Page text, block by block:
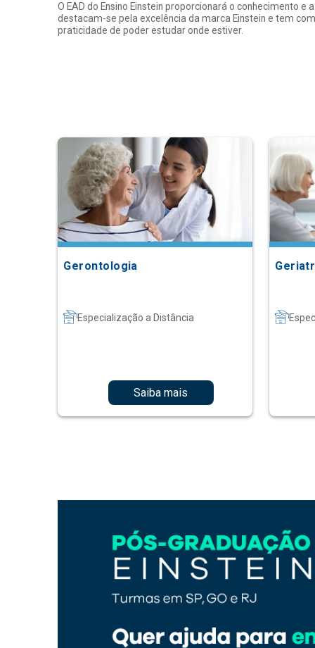
O EAD do Ensino Einstein proporcionará o conhecimento
destacam-se pela excelência da marca Einstein e tem
praticidade de poder estudar onde estiver.
Gerontologia
Especialização a Distância
Saiba mais